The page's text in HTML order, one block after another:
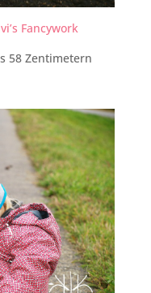
Fancywork
58 Zentimetern